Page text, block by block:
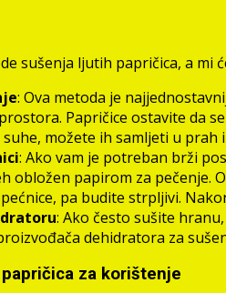
sušenja ljutih papričica, a
: Ova metoda je
Papričice ostavite da
možete ih samljeti u prah
: Ako vam je potreban brži
obložen papirom za pečenje.
pa budite strpljivi.
: Ako često sušite
dehidratora za
za korištenje